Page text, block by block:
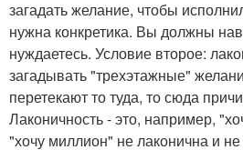
загадать желание, чтобы
нужна конкретика. Вы должны
нуждаетесь. Условие второе:
загадывать "трехэтажные"
перетекают то туда, то сюда
Лаконичность - это, например,
"хочу миллион" не лаконична и не